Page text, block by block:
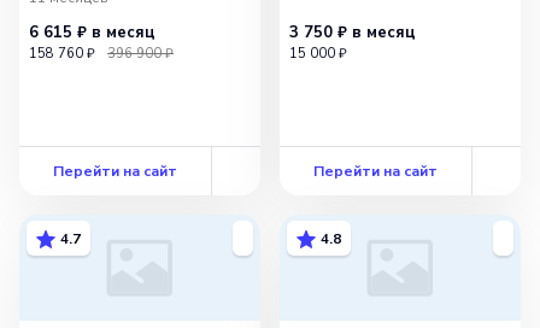
6 615 ₽ в месяц
158 760 ₽ 396 900 ₽
Перейти на сайт
3 750 ₽ в месяц
15 000 ₽
Перейти на сайт
4.7 4.8